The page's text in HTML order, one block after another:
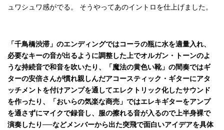
ュワシュワ感がでる。 そうやってあのイントロを仕上げました。
「千鳥橋渋滞」のエンディングではコーラの瓶に水を適量入れ、
必要なキーの音が出るように調整した上でオルガン・トーンのよ
うな持続音で和音を吹いたり、「魔法の黄色い靴」の間奏ではギ
ターの安倍さんが慣れ親しんだアコースティック・ギターにアタ
ッチメントを付けアンプを通してエレクトリック化したサウンド
を作ったり、「おいらの気楽な商売」ではエレキギターをアンプ
を通さずにマイクで録音し、服の擦れる音が入るので上半身裸で
演奏したり──などメンバーから出た突飛で面白いアイデアを具体